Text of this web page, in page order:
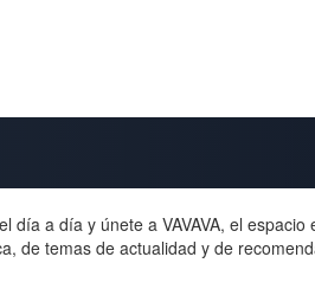
a día y únete a VAVAVA, el
de temas de actualidad y de